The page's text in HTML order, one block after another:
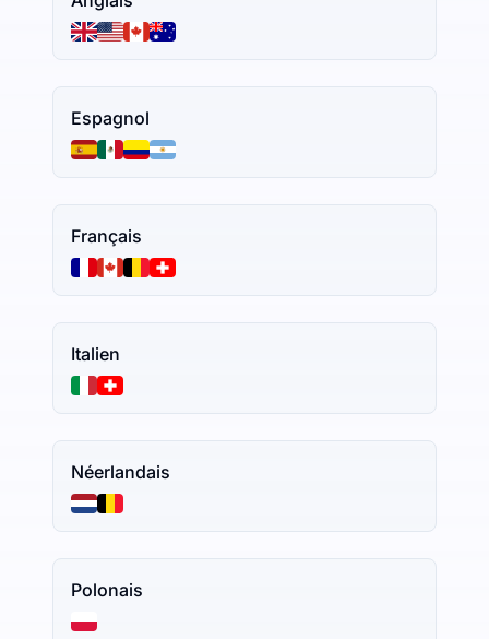
Espagnol
Français
Italien
Néerlandais
Polonais